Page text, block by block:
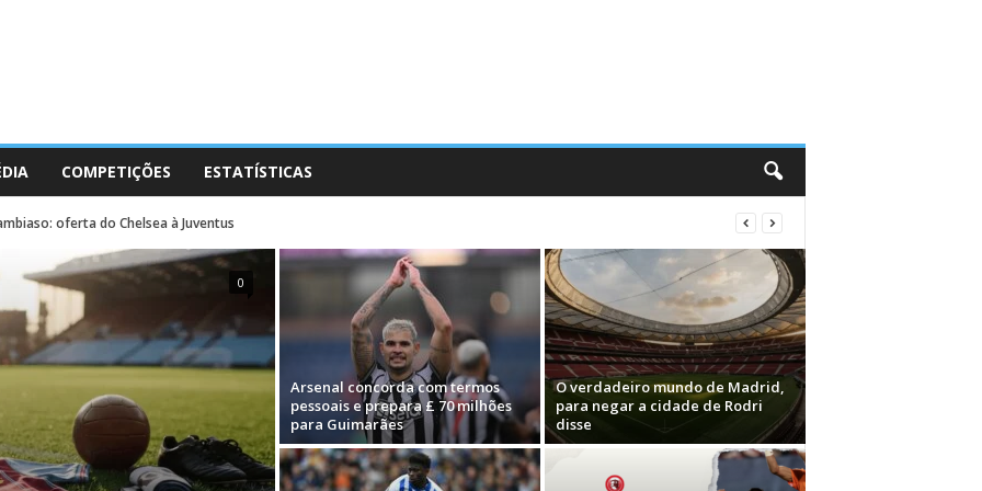
COMPETIÇÕES ESTATÍSTICAS
oferta do Chelsea à Juventus
0
Arsenal concorda com termos
pessoais e prepara £ 70 milhões
para Guimarães
O verdadeiro mundo de Madrid,
para negar a cidade de Rodri
disse